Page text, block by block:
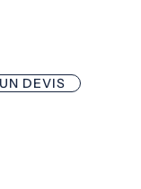
DEVIS